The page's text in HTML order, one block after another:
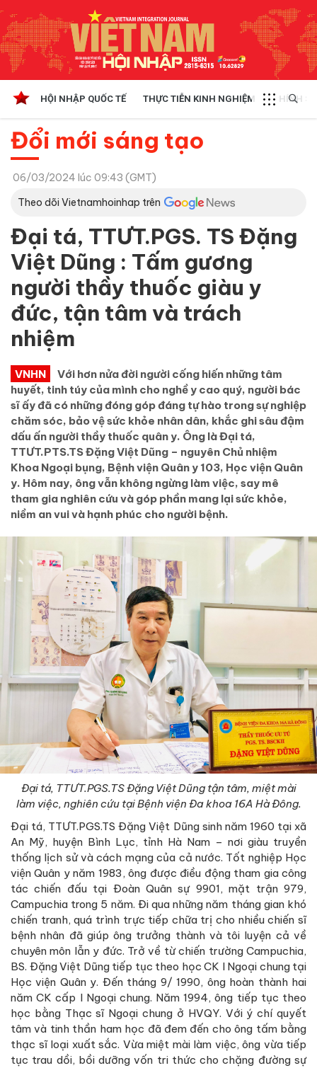
HỘI NHẬP QUỐC TẾ THỰC TIỄN KINH NGHIỆM CHÍNH
Đổi mới sáng tạo
06/03/2024 lúc 09:43 (GMT)
Theo dõi Vietnamhoinhap trên
Đại tá, TTƯT.PGS. TS Đặng
Việt Dũng : Tấm gương
người thầy thuốc giàu y
đức, tận tâm và trách
nhiệm
VNHN
Với hơn nửa đời người cống hiến những tâm
huyết, tinh túy của mình cho nghề y cao quý, người bác
sĩ ấy đã có những đóng góp đáng tự hào trong sự nghiệp
chăm sóc, bảo vệ sức khỏe nhân dân, khắc ghi sâu đậm
dấu ấn người thầy thuốc quân y. Ông là Đại tá,
TTƯT.PTS.TS Đặng Việt Dũng – nguyên Chủ nhiệm
Khoa Ngoại bụng, Bệnh viện Quân y 103, Học viện Quân
y. Hôm nay, ông vẫn không ngừng làm việc, say mê
tham gia nghiên cứu và góp phần mang lại sức khỏe,
niềm an vui và hạnh phúc cho người bệnh.
Đại tá, TTƯT.PGS.TS Đặng Việt Dũng tận tâm, miệt mài
làm việc, nghiên cứu tại Bệnh viện Đa khoa 16A Hà Đông.
Đại tá, TTƯT.PGS.TS Đặng Việt Dũng sinh năm 1960 tại xã
An Mỹ, huyện Bình Lục, tỉnh Hà Nam – nơi giàu truyền
thống lịch sử và cách mạng của cả nước. Tốt nghiệp Học
viện Quân y năm 1983, ông được điều động tham gia công
tác chiến đấu tại Đoàn Quân sự 9901, mặt trận 979,
Campuchia trong 5 năm. Đi qua những năm tháng gian khó
chiến tranh, quá trình trực tiếp chữa trị cho nhiều chiến sĩ
bệnh nhân đã giúp ông trưởng thành và tôi luyện cả về
chuyên môn lẫn y đức. Trở về từ chiến trường Campuchia,
BS. Đặng Việt Dũng tiếp tục theo học CK I Ngoại chung tại
Học viện Quân y. Đến tháng 9/ 1990, ông hoàn thành hai
năm CK cấp I Ngoại chung. Năm 1994, ông tiếp tục theo
học bằng Thạc sĩ Ngoại chung ở HVQY. Với ý chí quyết
tâm và tinh thần ham học đã đem đến cho ông tấm bằng
thạc sĩ loại xuất sắc. Vừa miệt mài làm việc, ông vừa tiếp
tục trau dồi, bồi dưỡng vốn tri thức cho chặng đường sự